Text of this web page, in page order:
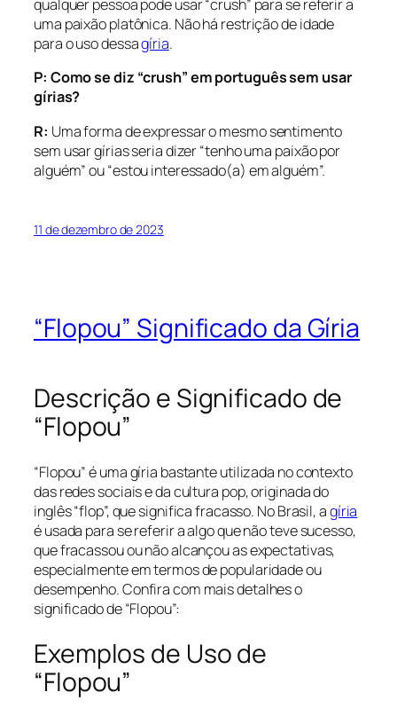
qualquer pessoa pode usar “crush” para se referir a
uma paixão platônica. Não há restrição de idade
para o uso dessagíria.
P: Como se diz “crush” em português sem usar
gírias?
R: Uma forma de expressar o mesmo sentimento
sem usar gírias seria dizer “tenho uma paixão por
alguém” ou “estou interessado(a) em alguém”.
11 de dezembro de 2023
“Flopou” Significado da Gíria
Descrição e Significado de
“Flopou”
“Flopou” é uma gíria bastante utilizada no contexto
das redes sociais e da cultura pop, originada do
inglês “flop”, que significa fracasso. No Brasil, agíria
é usada para se referir a algo que não teve sucesso,
que fracassou ou não alcançou as expectativas,
especialmente em termos de popularidade ou
desempenho. Confira com mais detalhes o
significado de “Flopou”:
Exemplos de Uso de
“Flopou”